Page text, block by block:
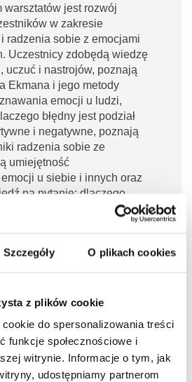
Szczegóły O plikach cookies
z plików cookie
do spersonalizowania treści
funkcje społecznościowe i
witrynie. Informacje o tym, jak
udostępniamy partnerom
warsztatów jest rozwój
w zakresie
radzenia sobie z emocjami
Uczestnicy zdobędą wiedzę
uczuć i nastrojów, poznają
Ekmana i jego metody
emocji u ludzi,
błędny jest podział
i negatywne, poznają
radzenia sobie ze
umiejętność
u siebie i innych oraz
na pytanie: dlaczego
emocjonalnej zdobyła